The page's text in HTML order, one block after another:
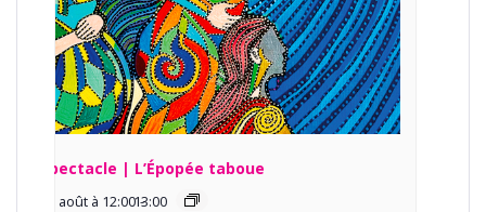
Spectacle | L’Épopée taboue
13 août à 12:00 -
13:00